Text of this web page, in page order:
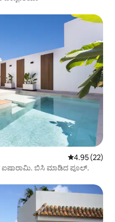
5 ರಲ್ಲಿ 4.95
4.95 (22)
ಐಷಾರಾಮಿ. ಬಿಸಿ ಮಾಡಿದ ಪೂಲ್.